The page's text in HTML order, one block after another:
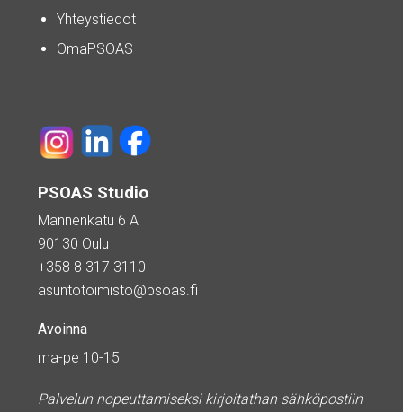
Yhteystiedot
OmaPSOAS
PSOAS Studio
Mannenkatu 6 A
90130 Oulu
+358 8 317 3110
asuntotoimisto@psoas.fi
Avoinna
ma-pe 10-15
Palvelun nopeuttamiseksi kirjoitathan sähköpostiin